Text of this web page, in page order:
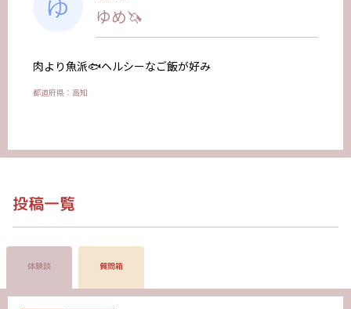
ゆめ🦄
肉より魚派🐟ヘルシーなご飯が好み
都道府県：高知
投稿一覧
体験談 質問箱